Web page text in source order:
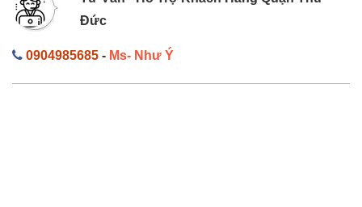
Đức
0904985685 - Ms- Như Ý